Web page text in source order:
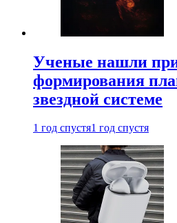
Ученые нашли
формирования
звездной системе
1 год спустя1 год спустя